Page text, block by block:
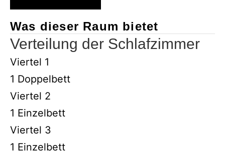
Was dieser Raum bietet
Verteilung der Schlafzimmer
Viertel 1
1 Doppelbett
Viertel 2
1 Einzelbett
Viertel 3
1 Einzelbett